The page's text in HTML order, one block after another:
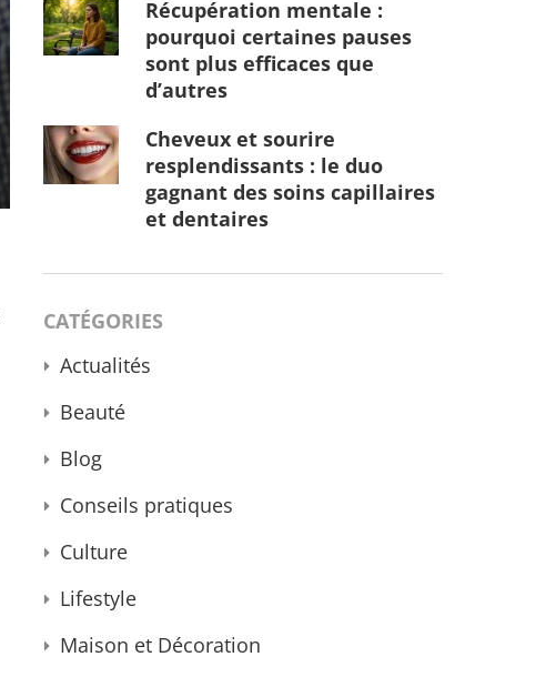
Récupération mentale :
pourquoi certaines pauses
sont plus efficaces que
d’autres
Cheveux et sourire
resplendissants : le duo
gagnant des soins capillaires
et dentaires
CATÉGORIES
Actualités
Beauté
Blog
Conseils pratiques
Culture
Lifestyle
Maison et Décoration